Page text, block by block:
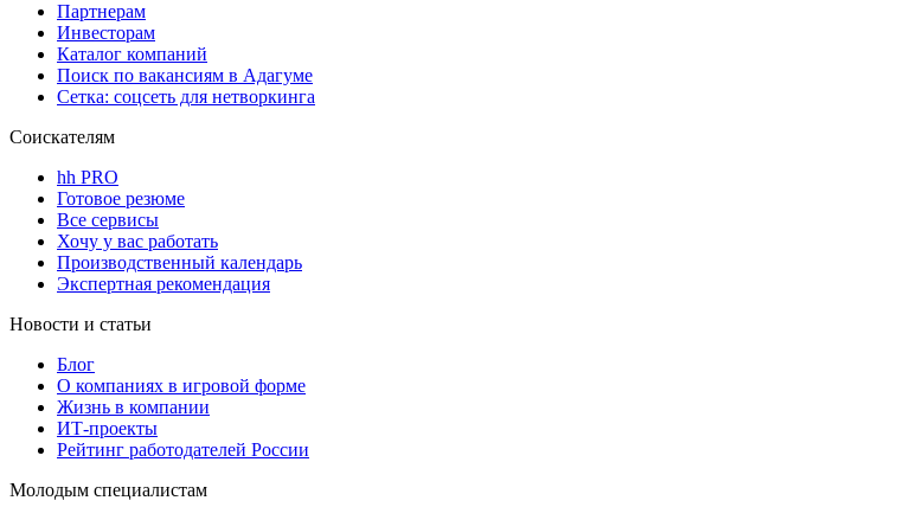
Партнерам
Инвесторам
Каталог компаний
Поиск по вакансиям в Адагуме
Сетка: соцсеть для нетворкинга
Соискателям
hh PRO
Готовое резюме
Все сервисы
Хочу у вас работать
Производственный календарь
Экспертная рекомендация
Новости и статьи
Блог
О компаниях в игровой форме
Жизнь в компании
ИТ-проекты
Рейтинг работодателей России
Молодым специалистам